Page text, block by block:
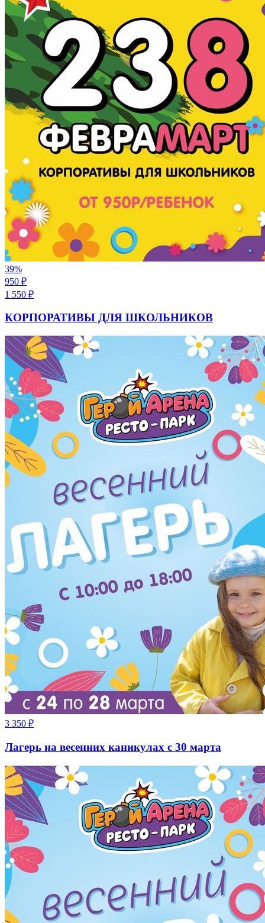
39%
950 ₽
1 550 ₽
КОРПОРАТИВЫ ДЛЯ ШКОЛЬНИКОВ
3 350 ₽
Лагерь на весенних каникулах с 30 марта